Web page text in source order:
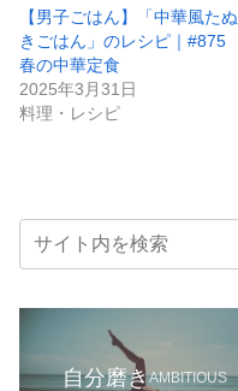
【男子ごはん】「中華風たぬ
きごはん」のレシピ｜#875
春の中華定食
2025年3月31日
料理・レシピ
自分磨きAMBITIOUS